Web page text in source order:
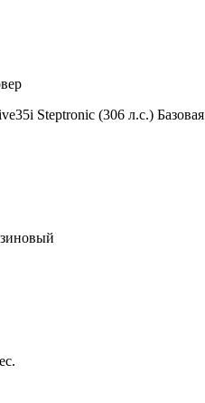
Steptronic (306 л.с.) Базовая